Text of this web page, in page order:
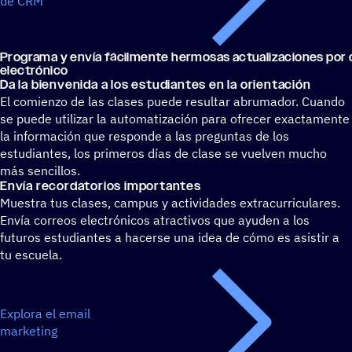
Programa y envía fácil­mente hermo­sas actua­li­za­cio­nes por
electrónico
Da la bien­ve­nida a los estu­dian­tes en la orientación
El comienzo de las clases puede resultar abrumador. Cuando
se puede utilizar la automatización para ofrecer exactamente
la información que responde a las preguntas de los
estudiantes, los primeros días de clase se vuelven mucho
más sencillos.
Envía recor­da­to­rios importantes
Muestra tus clases, campus y actividades extracurriculares.
Envía correos electrónicos atractivos que ayuden a los
futuros estudiantes a hacerse una idea de cómo es asistir a
tu escuela.
Explora el email
marketing